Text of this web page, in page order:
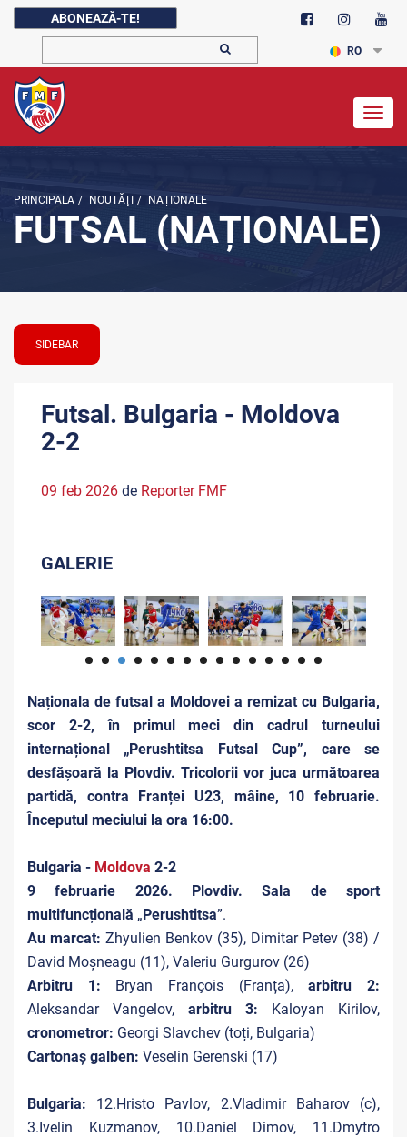
ABONEAZĂ-TE!
RO
PRINCIPALA / NOUTĂŢI / NAȚIONALE
FUTSAL (NAȚIONALE)
SIDEBAR
Futsal. Bulgaria - Moldova
2-2
09 feb 2026 de Reporter FMF
GALERIE
Naționala de futsal a Moldovei a remizat cu Bulgaria,
scor 2-2, în primul meci din cadrul turneului
internațional „Perushtitsa Futsal Cup”, care se
desfășoară la Plovdiv. Tricolorii vor juca următoarea
partidă, contra Franței U23, mâine, 10 februarie.
Începutul meciului la ora 16:00.
Bulgaria - Moldova 2-2
9 februarie 2026. Plovdiv.
Sala de sport
multifuncțională „Perushtitsa”.
Au marcat: Zhyulien Benkov (35), Dimitar Petev (38) /
David Moșneagu (11), Valeriu Gurgurov (26)
Arbitru 1: Bryan François (Franța),arbitru 2:
Aleksandar Vangelov, arbitru 3: Kaloyan Kirilov,
cronometror: Georgi Slavchev (toți, Bulgaria)
Cartonaș galben: Veselin Gerenski (17)
Bulgaria: 12.Hristo Pavlov, 2.Vladimir Baharov (c),
3.Ivelin Kuzmanov, 10.Daniel Dimov, 11.Dmytro